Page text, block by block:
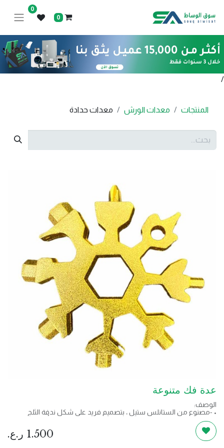
0
0
/
المنتجات معدات الورش معدات حدادة
عدة فك متنوعة
الوصف:
• -مصنوع من الستانلس ستيل ، بتصميم فريد على شكل ندفة الثلج
• -محمولة وخفيفة الوزن ، تستخدم لربط سلاسل المفاتيح أو حقائب
الظهر
• -متعددة الاستخدام ، يمكن استخدامها لفتح زجاجة بيرة ، تحويل المسمار ،
إصلاح التزلج على
1.500 ر.ع.